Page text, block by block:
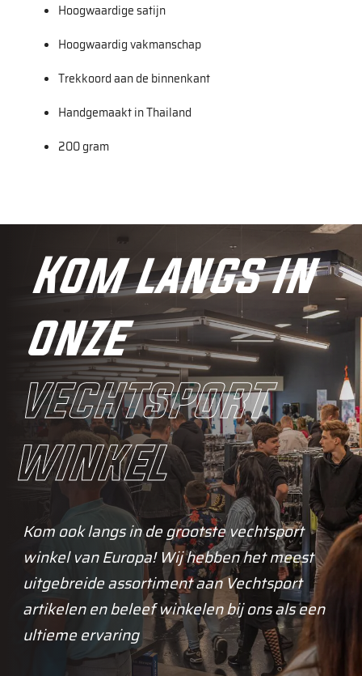
Hoogwaardige satijn
Hoogwaardig vakmanschap
Trekkoord aan de binnenkant
Handgemaakt in Thailand
200 gram
Kom langs in
onze
vechtsport
winkel
Kom ook langs in de grootste vechtsport
winkel van Europa! Wij hebben het meest
uitgebreide assortiment aan Vechtsport
artikelen en beleef winkelen bij ons als een
ultieme ervaring